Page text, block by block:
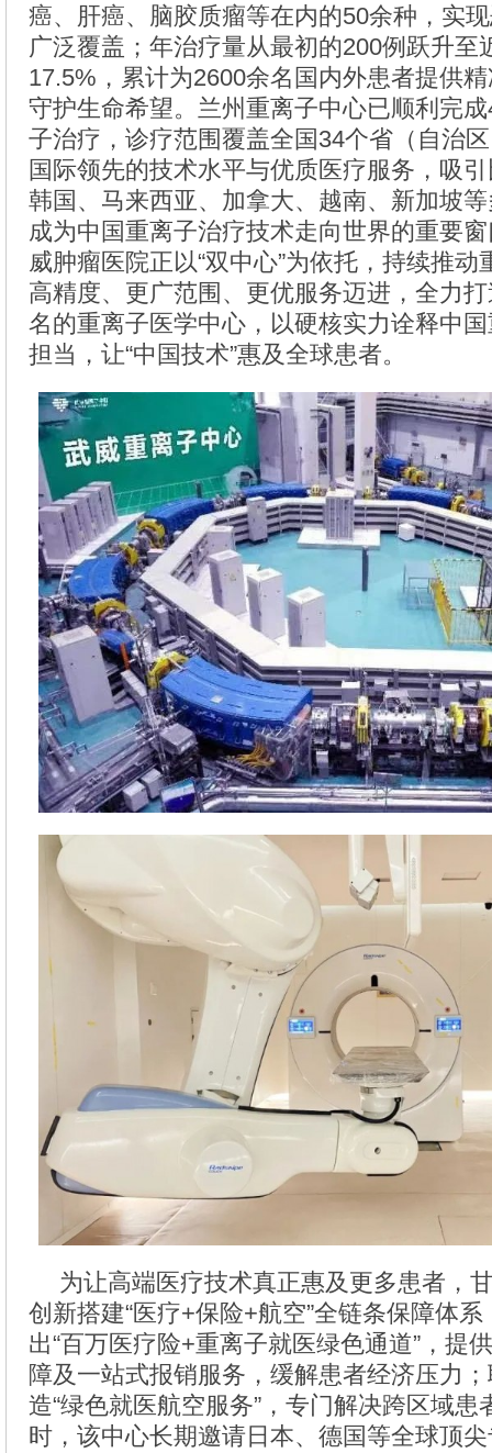
癌、肝癌、脑胶质瘤等在内的50余种，实
广泛覆盖；年治疗量从最初的200例跃升至
17.5%，累计为2600余名国内外患者提供
守护生命希望。兰州重离子中心已顺利完
子治疗，诊疗范围覆盖全国34个省（自治
国际领先的技术水平与优质医疗服务，吸
韩国、马来西亚、加拿大、越南、新加坡
成为中国重离子治疗技术走向世界的重要
威肿瘤医院正以“双中心”为依托，持续推
高精度、更广范围、更优服务迈进，全力
名的重离子医学中心，以硬核实力诠释中
担当，让“中国技术”惠及全球患者。
为让高端医疗技术真正惠及更多患者，
创新搭建“医疗+保险+航空”全链条保障体
出“百万医疗险+重离子就医绿色通道”，提
障及一站式报销服务，缓解患者经济压力
造“绿色就医航空服务”，专门解决跨区域患
时，该中心长期邀请日本、德国等全球顶